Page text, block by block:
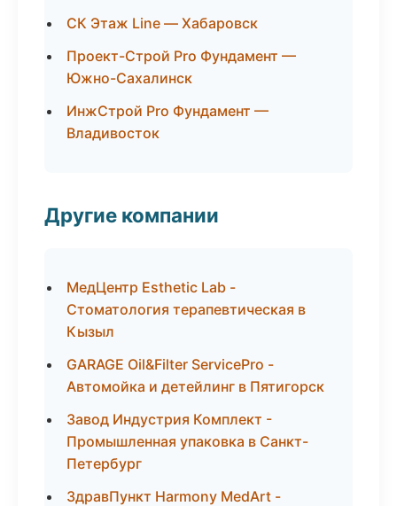
СК Этаж Line — Хабаровск
Проект-Строй Pro Фундамент —
Южно-Сахалинск
ИнжСтрой Pro Фундамент —
Владивосток
Другие компании
МедЦентр Esthetic Lab -
Стоматология терапевтическая в
Кызыл
GARAGE Oil&Filter ServicePro -
Автомойка и детейлинг в Пятигорск
Завод Индустрия Комплект -
Промышленная упаковка в Санкт-
Петербург
ЗдравПункт Harmony MedArt -